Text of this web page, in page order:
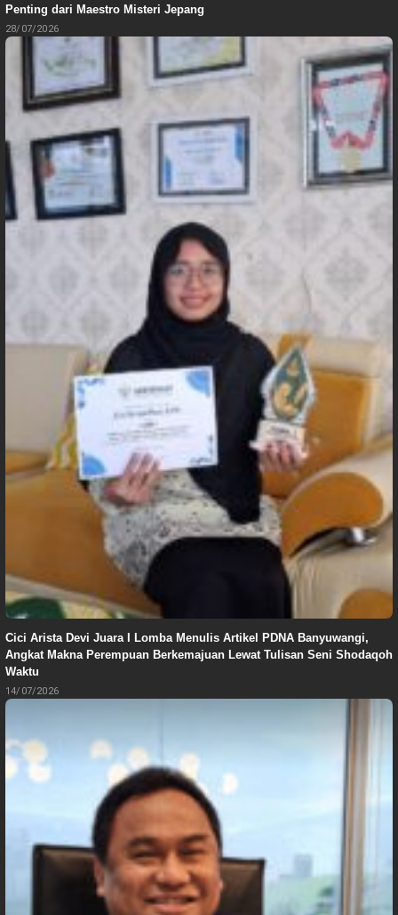
Penting dari Maestro Misteri Jepang
28/07/2026
Cici Arista Devi Juara I Lomba Menulis Artikel PDNA Banyuwangi,
Angkat Makna Perempuan Berkemajuan Lewat Tulisan Seni Shodaqoh
Waktu
14/07/2026